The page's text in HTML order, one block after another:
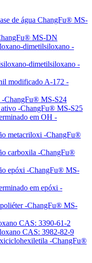
de água ChangFu® MS-
MS-DN
dimetilsiloxano -
dimetilsiloxano -
modificado A-172 -
-ChangFu® MS-S24
-ChangFu® MS-S25
em OH -
metacriloxi -ChangFu®
carboxila -ChangFu®
epóxi -ChangFu® MS-
em epóxi -
-ChangFu® MS-
CAS: 3390-61-2
CAS: 3982-82-9
-ChangFu®